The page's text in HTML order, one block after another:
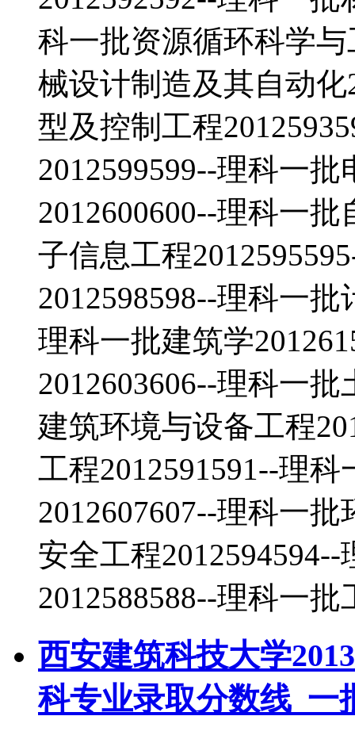
科一批资源循环科学与
械设计制造及其自动化
型及控制工程
2012599599--理科一
2012600600--理科一
子信息工程
2012598598--理科一
理科一批建筑学
2012603606--理科一
建筑环境与设备工程
工程2012591591--理
2012607607--理科一
安全工程
2012588588--理科一
西安建筑科技大学
科专业录取分数线_一